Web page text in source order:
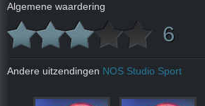
Algemene waardering
6
Andere uitzendingen NOS Studio Sport